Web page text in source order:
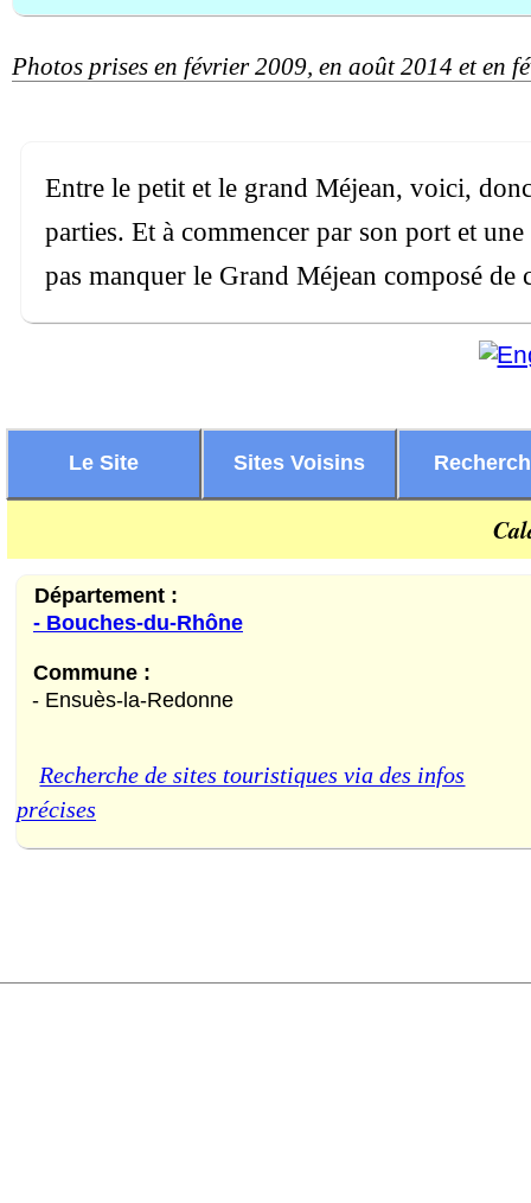
Photos prises en février 2009, en août 2014 et en
Entre le petit et le grand Méjean, voici,
parties. Et à commencer par son port et
pas manquer le Grand Méjean composé de
Le Site Sites Voisins
Département :
- Bouches-du-Rhône
Commune :
- Ensuès-la-Redonne
Recherche de sites touristiques via des infos
précises